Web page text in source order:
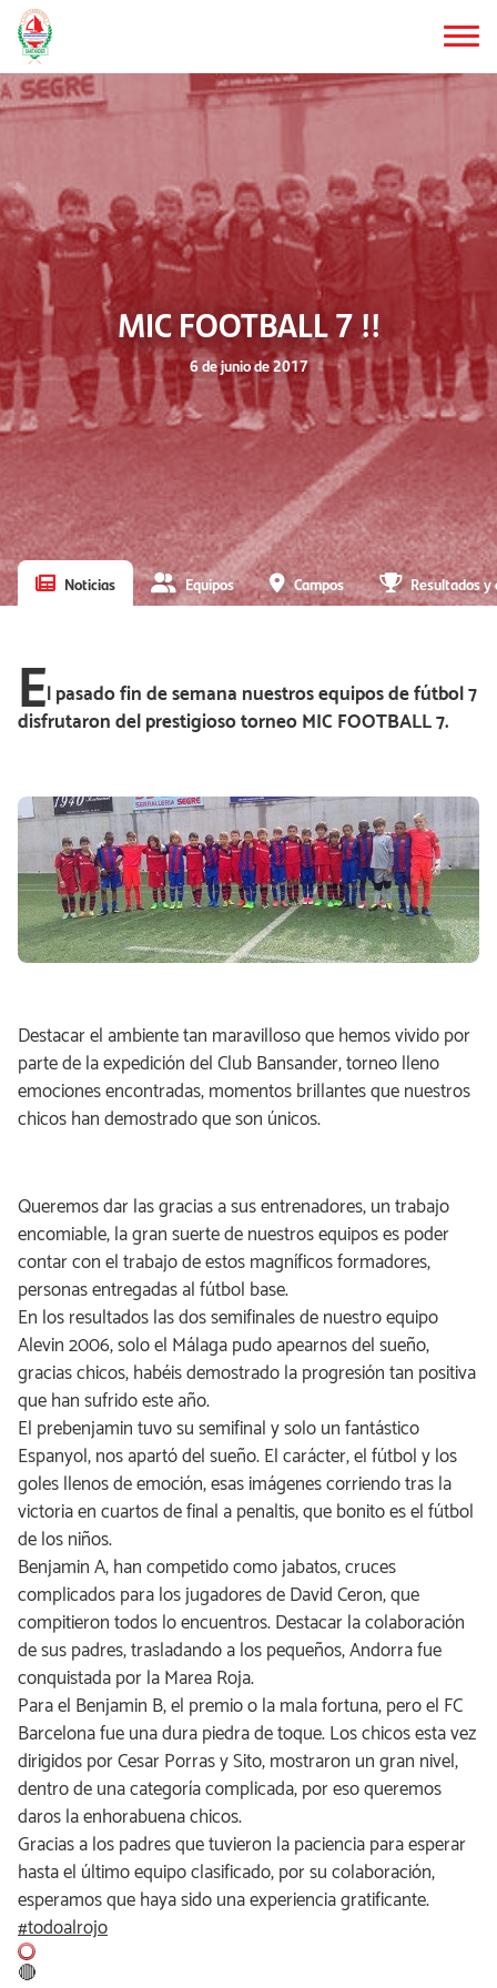
Saltar
al
contenido
principal
MIC FOOTBALL 7 !!
6 de junio de 2017
Noticias Equipos Campos Resultados y
El pasado fin de semana nuestros equipos de fútbol 7
disfrutaron del prestigioso torneo MIC FOOTBALL 7.
Destacar el ambiente tan maravilloso que hemos vivido por
parte de la expedición del Club Bansander, torneo lleno
emociones encontradas, momentos brillantes que nuestros
chicos han demostrado que son únicos.
Queremos dar las gracias a sus entrenadores, un trabajo
encomiable, la gran suerte de nuestros equipos es poder
contar con el trabajo de estos magníficos formadores,
personas entregadas al fútbol base.
En los resultados las dos semifinales de nuestro equipo
Alevin 2006, solo el Málaga pudo apearnos del sueño,
gracias chicos, habéis demostrado la progresión tan positiva
que han sufrido este año.
El prebenjamin tuvo su semifinal y solo un fantástico
Espanyol, nos apartó del sueño. El carácter, el fútbol y los
goles llenos de emoción, esas imágenes corriendo tras la
victoria en cuartos de final a penaltis, que bonito es el fútbol
de los niños.
Benjamin A, han competido como jabatos, cruces
complicados para los jugadores de David Ceron, que
compitieron todos lo encuentros. Destacar la colaboración
de sus padres, trasladando a los pequeños, Andorra fue
conquistada por la Marea Roja.
Para el Benjamin B, el premio o la mala fortuna, pero el FC
Barcelona fue una dura piedra de toque. Los chicos esta vez
dirigidos por Cesar Porras y Sito, mostraron un gran nivel,
dentro de una categoría complicada, por eso queremos
daros la enhorabuena chicos.
Gracias a los padres que tuvieron la paciencia para esperar
hasta el último equipo clasificado, por su colaboración,
esperamos que haya sido una experiencia gratificante.
#todoalrojo
🔴